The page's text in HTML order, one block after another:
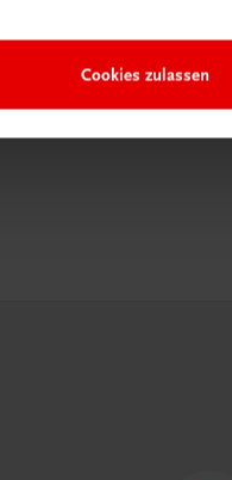
Cookies zulassen